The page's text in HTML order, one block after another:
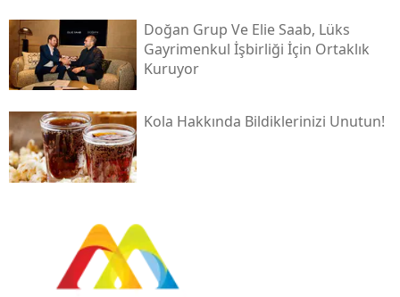
Doğan Grup Ve Elie Saab, Lüks
Gayrimenkul İşbirliği İçin Ortaklık
Kuruyor
Kola Hakkında Bildiklerinizi Unutun!